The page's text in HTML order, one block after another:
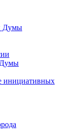
Думы
Думы
инициативных